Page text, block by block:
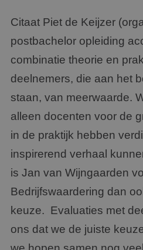
Citaat Piet de Keijzer
postbachelor opleiding
combinatie theorie en
deelnemers, die aan het
staan, van meerwaarde.
alleen docenten voor de
in de praktijk hebben
inspirerend verhaal
is Jan van Wijngaarden
Bedrijfswaardering dan
keuze. Evaluaties met
ons dat we de juiste